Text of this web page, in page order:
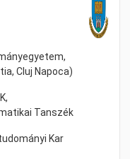
Cluj Napoca)
Tanszék
Kar